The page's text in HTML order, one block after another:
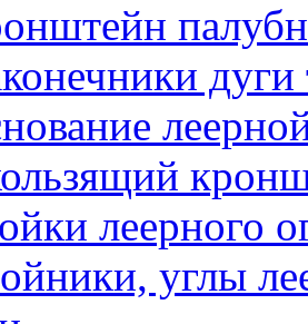
дуги
леерного
углы